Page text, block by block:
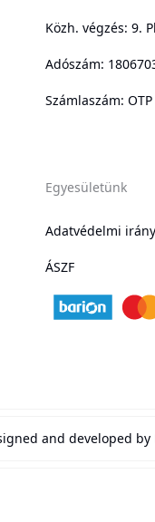
Közh. végzés: 9.
Adószám:
Számlaszám:
Egyesületünk
Adatvédelmi
ÁSZF
and developed by